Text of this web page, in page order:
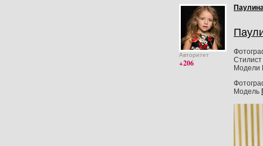
Авторитет
+206
Стилист
Модели
Модель